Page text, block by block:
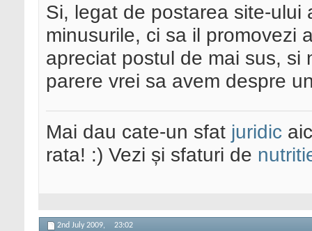
Si, legat de postarea site-ului
minusurile, ci sa il promovezi
apreciat postul de mai sus,
parere vrei sa avem despre
Mai dau cate-un sfat juridic
rata! :) Vezi și sfaturi de
2nd July 2009, 23:02